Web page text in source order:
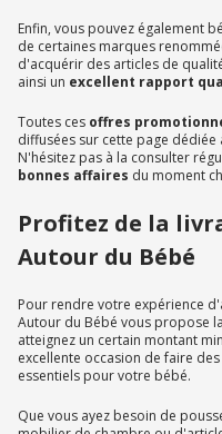
Enfin, vous pouvez également
de certaines marques
d'acquérir des articles de
ainsi un excellent rapport
Toutes ces offres
diffusées sur cette page dédiée
N'hésitez pas à la consulter
bonnes affaires du moment
Profitez de la
Autour du Bébé
Pour rendre votre expérience
Autour du Bébé vous propose la
atteignez un certain montant
excellente occasion de faire des
essentiels pour votre bébé.
Que vous ayez besoin de